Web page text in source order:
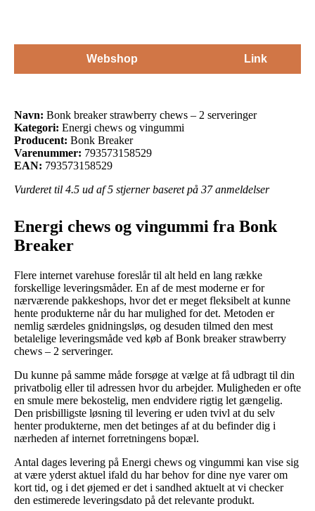
Webshop Link
Navn: Bonk breaker strawberry chews – 2 serveringer
Kategori: Energi chews og vingummi
Producent: Bonk Breaker
Varenummer: 793573158529
EAN: 793573158529
Vurderet til 4.5 ud af 5 stjerner baseret på 37anmeldelser
Energi chews og vingummi fra Bonk
Breaker
Flere internet varehuse foreslår til alt held en lang række
forskellige leveringsmåder. En af de mest moderne er for
nærværende pakkeshops, hvor det er meget fleksibelt at kunne
hente produkterne når du har mulighed for det. Metoden er
nemlig særdeles gnidningsløs, og desuden tilmed den mest
betalelige leveringsmåde ved køb af Bonk breaker strawberry
chews – 2 serveringer.
Du kunne på samme måde forsøge at vælge at få udbragt til din
privatbolig eller til adressen hvor du arbejder. Muligheden er ofte
en smule mere bekostelig, men endvidere rigtig let gængelig.
Den prisbilligste løsning til levering er uden tvivl at du selv
henter produkterne, men det betinges af at du befinder dig i
nærheden af internet forretningens bopæl.
Antal dages levering på Energi chews og vingummi kan vise sig
at være yderst aktuel ifald du har behov for dine nye varer om
kort tid, og i det øjemed er det i sandhed aktuelt at vi checker
den estimerede leveringsdato på det relevante produkt.